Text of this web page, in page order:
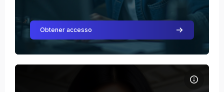
Obtener accesso
Course image Influencer - Creador de Contenido